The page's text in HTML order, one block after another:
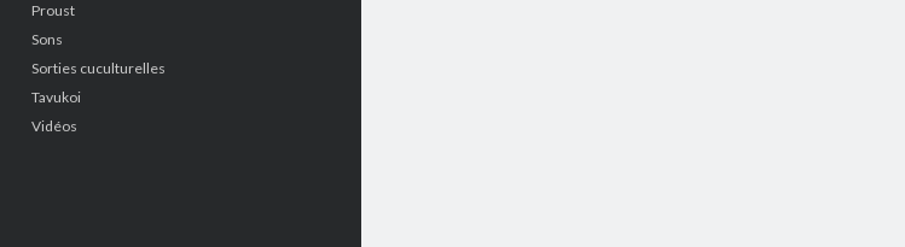
Proust
Sons
Sorties cuculturelles
Tavukoi
Vidéos